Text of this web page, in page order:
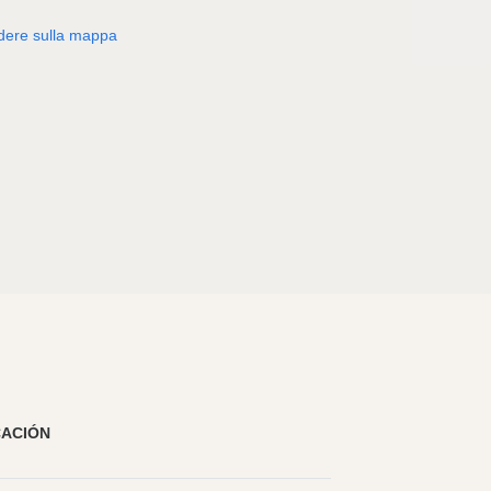
sulla mappa